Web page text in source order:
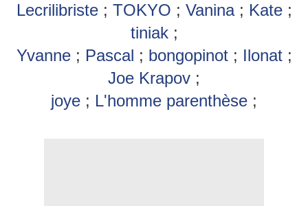
Lecrilibriste; TOKYO ; Vanina; Kate;
tiniak;
Yvanne; Pascal ; bongopinot; Ilonat;
Joe Krapov ;
joye ; L'homme parenthèse ;